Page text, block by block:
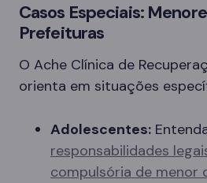
Casos Especiais:
Prefeituras
O Ache Clínica de
orienta em situações
Adolescentes:
responsabilidades
compulsória de menor